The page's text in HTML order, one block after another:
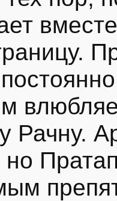
Рачну.